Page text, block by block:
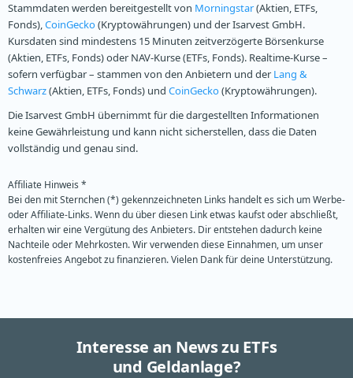
Stammdaten werden bereitgestellt von Morningstar(Aktien, ETFs,
Fonds),CoinGecko(Kryptowährungen) und der Isarvest GmbH.
Kursdaten sind mindestens 15 Minuten zeitverzögerte Börsenkurse
(Aktien, ETFs, Fonds) oder NAV-Kurse (ETFs, Fonds). Realtime-Kurse –
sofern verfügbar – stammen von den Anbietern und der Lang &
Schwarz(Aktien, ETFs, Fonds) und CoinGecko(Kryptowährungen).
Die Isarvest GmbH übernimmt für die dargestellten Informationen
keine Gewährleistung und kann nicht sicherstellen, dass die Daten
vollständig und genau sind.
Affiliate Hinweis *
Bei den mit Sternchen (*) gekennzeichneten Links handelt es sich um Werbe-
oder Affiliate-Links. Wenn du über diesen Link etwas kaufst oder abschließt,
erhalten wir eine Vergütung des Anbieters. Dir entstehen dadurch keine
Nachteile oder Mehrkosten. Wir verwenden diese Einnahmen, um unser
kostenfreies Angebot zu finanzieren. Vielen Dank für deine Unterstützung.
Interesse an News zu ETFs
und Geldanlage?